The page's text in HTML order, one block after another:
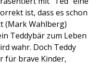
ist, dass es schon
(Mark Wahlberg)
Teddybär zum Leben
wahr. Doch Teddy
für brave Kinder,